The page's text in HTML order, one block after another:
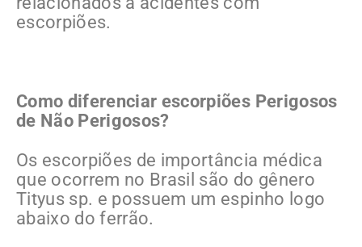
escorpiões.
Como diferenciar escorpiões Perigosos
de Não Perigosos?
Os escorpiões de importância médica
que ocorrem no Brasil são do gênero
Tityus sp. e possuem um espinho logo
abaixo do ferrão.